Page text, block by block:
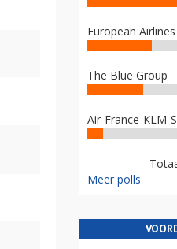
European
The Blue Group
Air-France-KLM-
Meer polls